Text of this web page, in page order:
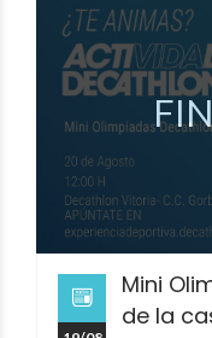
Mini
de la